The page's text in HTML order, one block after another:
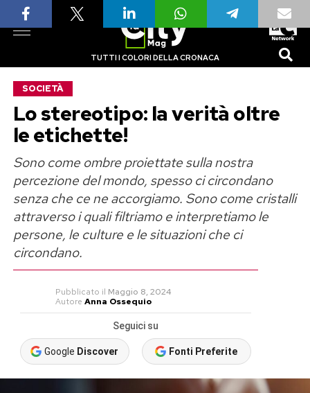
TUTTI I COLORI DELLA CRONACA
SOCIETÀ
Lo stereotipo: la verità oltre
le etichette!
Sono come ombre proiettate sulla nostra
percezione del mondo, spesso ci circondano
senza che ce ne accorgiamo. Sono come cristalli
attraverso i quali filtriamo e interpretiamo le
persone, le culture e le situazioni che ci
circondano.
Pubblicato il Maggio 8, 2024
Autore Anna Ossequio
Seguici su
Google Discover Fonti Preferite